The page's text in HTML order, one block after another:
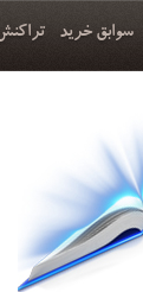
سوابق خرید